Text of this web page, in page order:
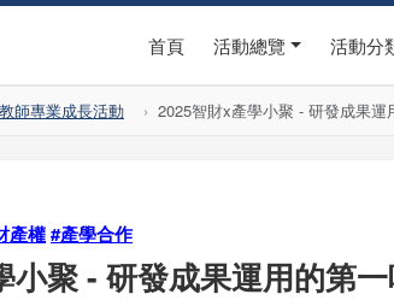
首頁 活動總覽 活動分
教師專業成長活動 2025智財x產學小聚 - 研發成果運
產權#產學合作
小聚 - 研發成果運用的第